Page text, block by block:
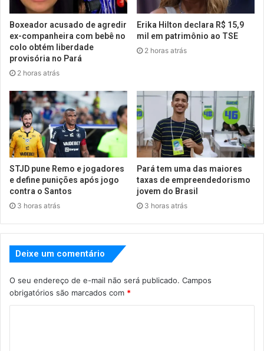
Boxeador acusado de agredir
ex-companheira com bebê no
colo obtém liberdade
provisória no Pará
2 horas atrás
Erika Hilton declara R$ 15,9
mil em patrimônio ao TSE
2 horas atrás
STJD pune Remo e jogadores
e define punições após jogo
contra o Santos
3 horas atrás
Pará tem uma das maiores
taxas de empreendedorismo
jovem do Brasil
3 horas atrás
Deixe um comentário
O seu endereço de e-mail não será publicado. Campos
obrigatórios são marcados com *